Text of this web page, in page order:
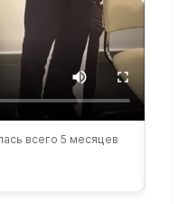
всего 5 месяцев